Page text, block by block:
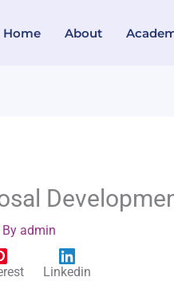
Home About
admin
Linkedin